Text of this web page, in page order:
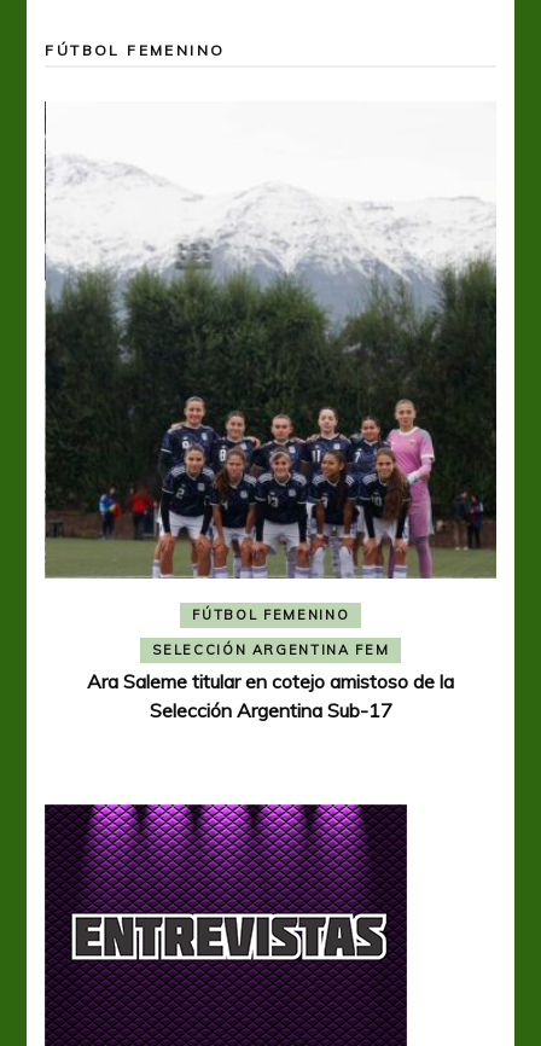
FÚTBOL FEMENINO
FÚTBOL FEMENINO
SELECCIÓN ARGENTINA FEM
Ara Saleme titular en cotejo amistoso de la
Selección Argentina Sub-17